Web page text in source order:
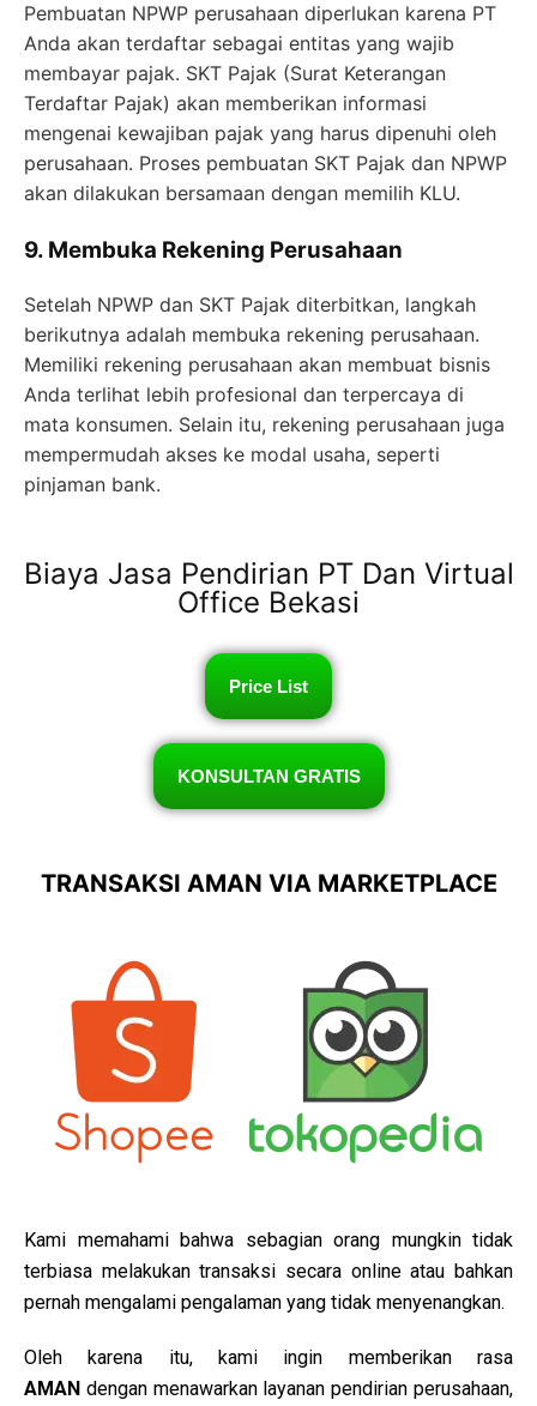
Pembuatan NPWP perusahaan diperlukan karena PT
Anda akan terdaftar sebagai entitas yang wajib
membayar pajak. SKT Pajak (Surat Keterangan
Terdaftar Pajak) akan memberikan informasi
mengenai kewajiban pajak yang harus dipenuhi oleh
perusahaan. Proses pembuatan SKT Pajak dan NPWP
akan dilakukan bersamaan dengan memilih KLU.
9. Membuka Rekening Perusahaan
Setelah NPWP dan SKT Pajak diterbitkan, langkah
berikutnya adalah membuka rekening perusahaan.
Memiliki rekening perusahaan akan membuat bisnis
Anda terlihat lebih profesional dan terpercaya di
mata konsumen. Selain itu, rekening perusahaan juga
mempermudah akses ke modal usaha, seperti
pinjaman bank.
Biaya Jasa Pendirian PT Dan Virtual
Office Bekasi
Price List
KONSULTAN GRATIS
TRANSAKSI AMAN VIA MARKETPLACE
Kami memahami bahwa sebagian orang mungkin tidak
terbiasa melakukan transaksi secara online atau bahkan
pernah mengalami pengalaman yang tidak menyenangkan.
Oleh karena itu, kami ingin memberikan rasa
AMAN dengan menawarkan layanan pendirian perusahaan,